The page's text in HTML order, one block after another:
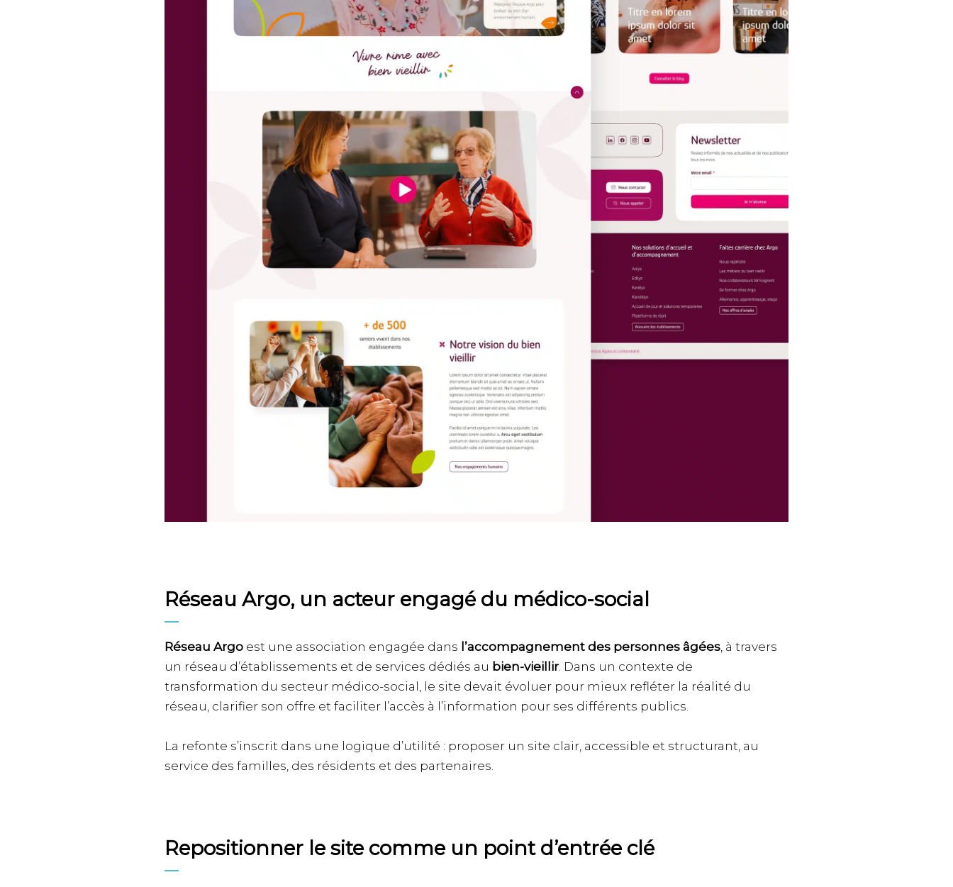
Réseau Argo, un acteur engagé du médico-social
Réseau Argo est une association engagée dans l’accompagnement des personnes âgées , à travers
un réseau d’établissements et de services dédiés au bien-vieillir . Dans un contexte de
transformation du secteur médico-social, le site devait évoluer pour mieux refléter la réalité du
réseau, clarifier son offre et faciliter l’accès à l’information pour ses différents publics.
La refonte s’inscrit dans une logique d’utilité : proposer un site clair, accessible et structurant, au
service des familles, des résidents et des partenaires.
Repositionner le site comme un point d’entrée clé